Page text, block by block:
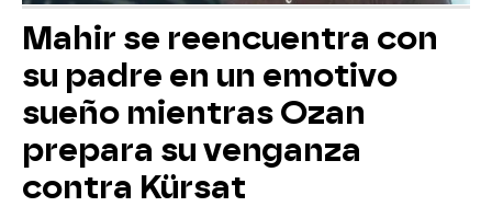
Mahir se reencuentra con
su padre en un emotivo
sueño mientras Ozan
prepara su venganza
contra Kürsat